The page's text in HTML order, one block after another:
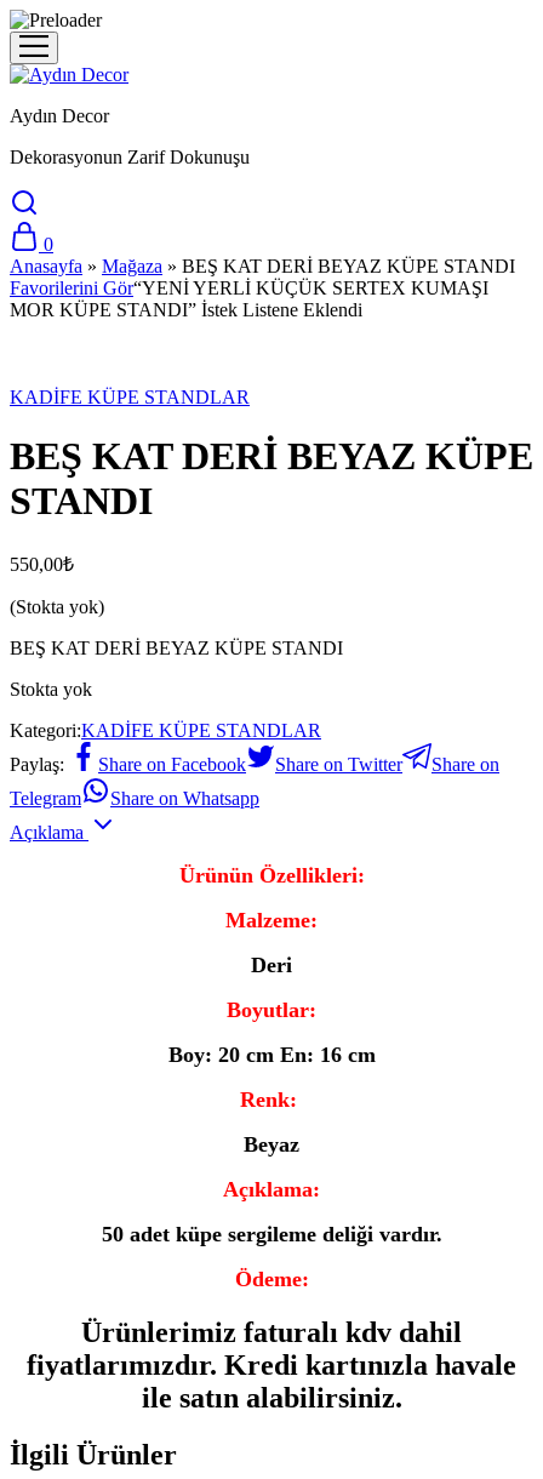
Aydın Decor
Dekorasyonun Zarif Dokunuşu
0
Anasayfa » Mağaza » BEŞ KAT DERİ BEYAZ KÜPE STANDI
Favorilerini Gör“YENİ YERLİ KÜÇÜK SERTEX KUMAŞI
MOR KÜPE STANDI” İstek Listene Eklendi
KADİFE KÜPE STANDLAR
BEŞ KAT DERİ BEYAZ KÜPE
STANDI
550,00₺
(Stokta yok)
BEŞ KAT DERİ BEYAZ KÜPE STANDI
Stokta yok
Kategori:KADİFE KÜPE STANDLAR
Paylaş:
Share on Facebook Share on Twitter
Share on
Telegram
Share on Whatsapp
Açıklama
Ürünün Özellikleri:
Malzeme:
Deri
Boyutlar:
Boy: 20 cm En: 16 cm
Renk:
Beyaz
Açıklama:
50 adet küpe sergileme deliği vardır.
Ödeme:
Ürünlerimiz faturalı kdv dahil
fiyatlarımızdır. Kredi kartınızla havale
ile satın alabilirsiniz.
İlgili Ürünler